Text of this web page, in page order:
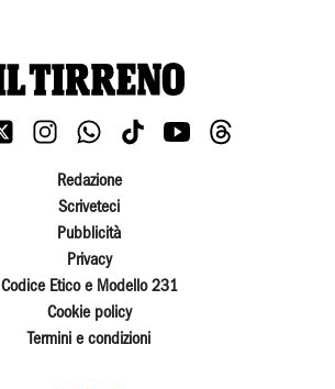
Redazione
Scriveteci
Pubblicità
Privacy
Codice Etico e Modello 231
Cookie policy
Termini e condizioni